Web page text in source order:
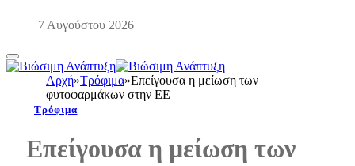
7 Αυγούστου 2026
Αρχή»Τρόφιμα»Επείγουσα η μείωση των
φυτοφαρμάκων στην ΕΕ
Τρόφιμα
Επείγουσα η μείωση των